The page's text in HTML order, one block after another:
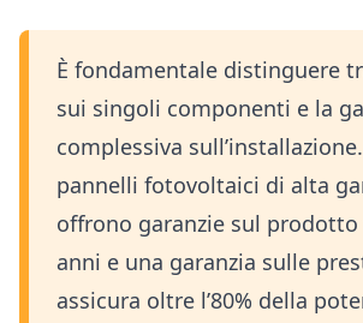
È fondamentale distinguere
sui singoli componenti e la
complessiva
pannelli fotovoltaici di alta
offrono garanzie sul prodotto
anni e una garanzia sulle
assicura oltre l’80% della